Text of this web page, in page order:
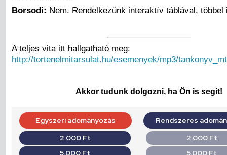
Borsodi: Nem. Rendelkezünk interaktív táblával,
A teljes vita itt hallgatható meg:
http://tortenelmitarsulat.hu/esemenyek/mp3/
Akkor tudunk dolgozni, ha Ön is segít!